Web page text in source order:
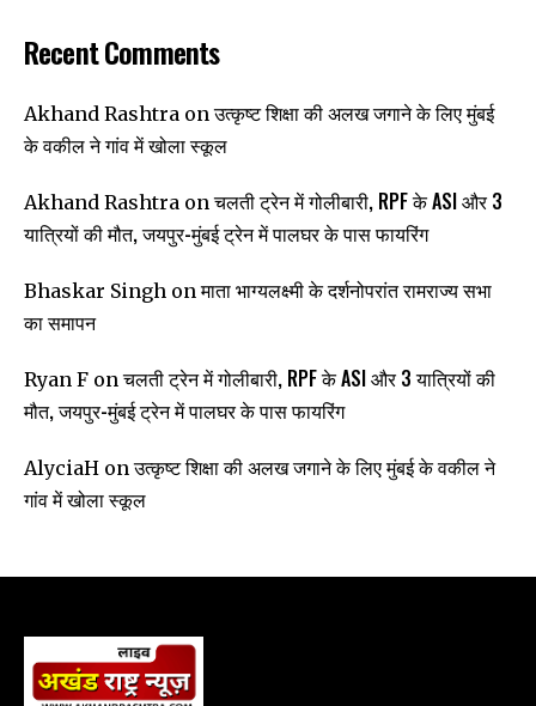
Recent Comments
Akhand Rashtra onउत्कृष्ट शिक्षा की अलख जगाने के लिए मुंबई
के वकील ने गांव में खोला स्कूल
Akhand Rashtra onचलती ट्रेन में गोलीबारी, RPF के ASI और 3
यात्रियों की मौत, जयपुर-मुंबई ट्रेन में पालघर के पास फायरिंग
Bhaskar Singh onमाता भाग्यलक्ष्मी के दर्शनोपरांत रामराज्य सभा
का समापन
Ryan F onचलती ट्रेन में गोलीबारी, RPF के ASI और 3 यात्रियों की
मौत, जयपुर-मुंबई ट्रेन में पालघर के पास फायरिंग
AlyciaH onउत्कृष्ट शिक्षा की अलख जगाने के लिए मुंबई के वकील ने
गांव में खोला स्कूल